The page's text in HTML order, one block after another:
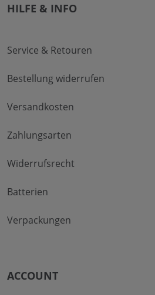
HILFE & INFO
Service & Retouren
Bestellung widerrufen
Versandkosten
Zahlungsarten
Widerrufsrecht
Batterien
Verpackungen
ACCOUNT